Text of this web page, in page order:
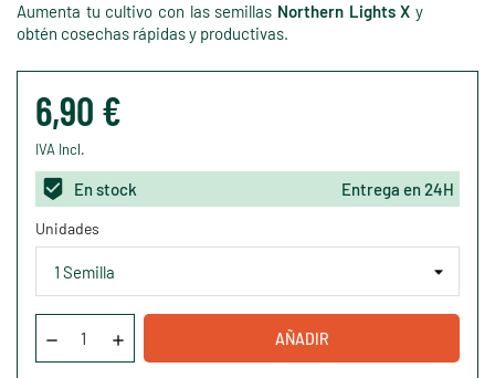
Aumenta tu cultivo con las semillas Northern Lights X y
obtén cosechas rápidas y productivas.
6,90 €
IVA Incl.
En stock Entrega en 24H
Unidades
AÑADIR